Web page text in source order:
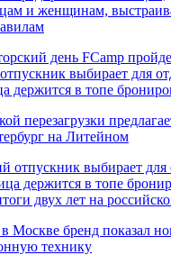
и женщинам,
выбирает для
держится в топе
перезагрузки
на Литейном
двух лет на
Москве бренд показал
технику